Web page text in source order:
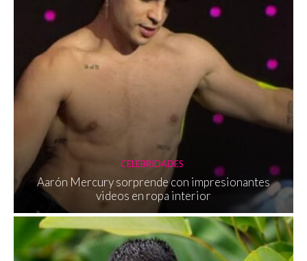
CELEBRIDADES
Aarón Mercury sorprende con impresionantes
videos en ropa interior